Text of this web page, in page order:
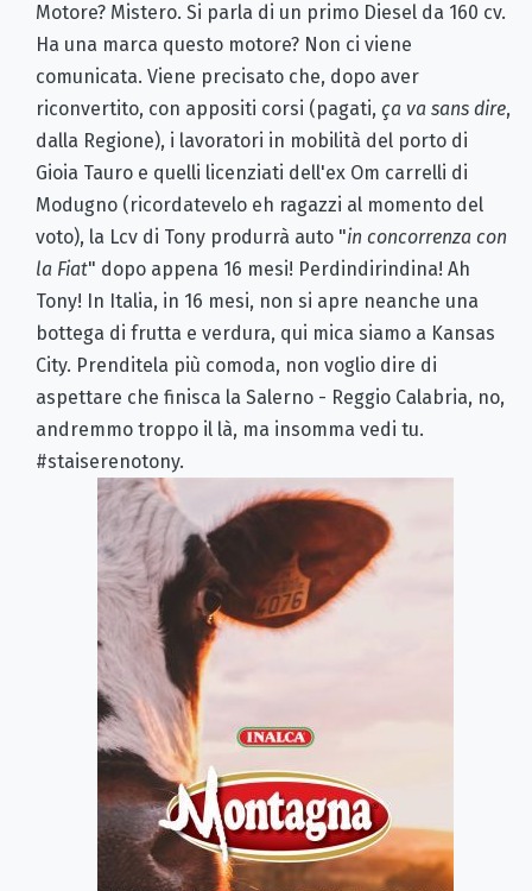
Motore? Mistero. Si parla di un primo Diesel da 160 cv.
Ha una marca questo motore? Non ci viene
comunicata. Viene precisato che, dopo aver
riconvertito, con appositi corsi (pagati, ça va sans dire,
dalla Regione), i lavoratori in mobilità del porto di
Gioia Tauro e quelli licenziati dell'ex Om carrelli di
Modugno (ricordatevelo eh ragazzi al momento del
voto), la Lcv di Tony produrrà auto "in concorrenza con
la Fiat" dopo appena 16 mesi! Perdindirindina! Ah
Tony! In Italia, in 16 mesi, non si apre neanche una
bottega di frutta e verdura, qui mica siamo a Kansas
City. Prenditela più comoda, non voglio dire di
aspettare che finisca la Salerno - Reggio Calabria, no,
andremmo troppo il là, ma insomma vedi tu.
#staiserenotony.